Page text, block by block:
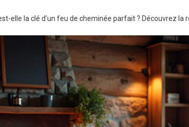
est-elle la clé d’un feu de cheminée parfait ? Découvrez la